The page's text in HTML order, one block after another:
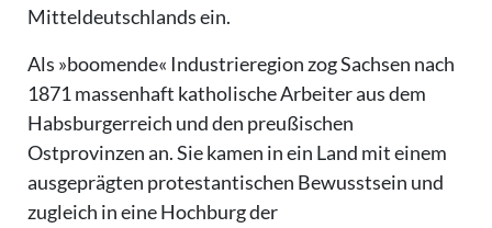
Mitteldeutschlands ein.
Als »boomende« Industrieregion zog Sachsen nach
1871 massenhaft katholische Arbeiter aus dem
Habsburgerreich und den preußischen
Ostprovinzen an. Sie kamen in ein Land mit einem
ausgeprägten protestantischen Bewusstsein und
zugleich in eine Hochburg der